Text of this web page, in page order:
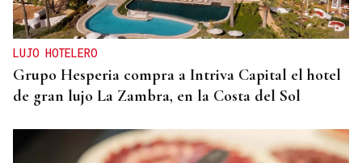
LUJO HOTELERO
Grupo Hesperia compra a Intriva Capital el hotel
de gran lujo La Zambra, en la Costa del Sol